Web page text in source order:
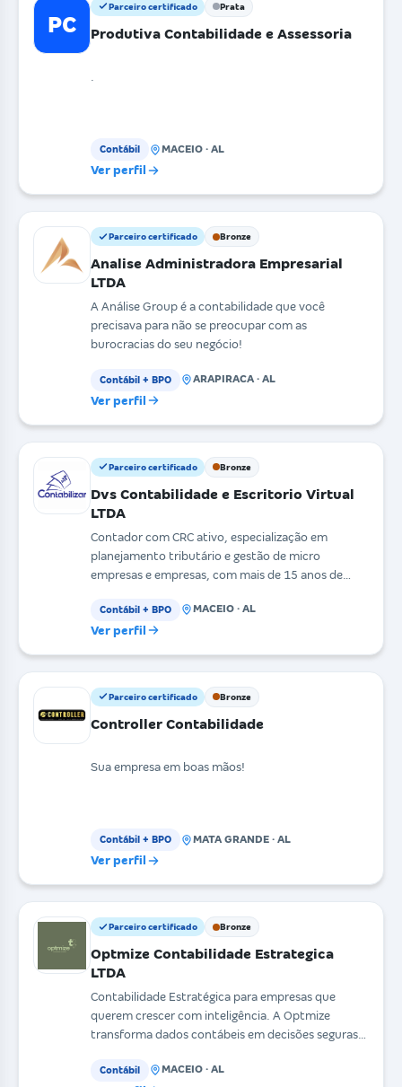
PC
Parceiro certificado Prata
Produtiva Contabilidade e Assessoria
.
Contábil MACEIO · AL
Ver perfil
Parceiro certificado Bronze
Analise Administradora Empresarial
LTDA
A Análise Group é a contabilidade que você
precisava para não se preocupar com as
burocracias do seu negócio!
Contábil + BPO ARAPIRACA · AL
Ver perfil
Parceiro certificado Bronze
Dvs Contabilidade e Escritorio Virtual
LTDA
Contador com CRC ativo, especialização em
planejamento tributário e gestão de micro
empresas e empresas, com mais de 15 anos de
Contábil + BPO MACEIO · AL
Ver perfil
Parceiro certificado Bronze
Controller Contabilidade
Sua empresa em boas mãos!
Contábil + BPO MATA GRANDE · AL
Ver perfil
Parceiro certificado Bronze
Optmize Contabilidade Estrategica
LTDA
Contabilidade Estratégica para empresas que
querem crescer com inteligência. A Optmize
transforma dados contábeis em decisões seguras,
Contábil MACEIO · AL